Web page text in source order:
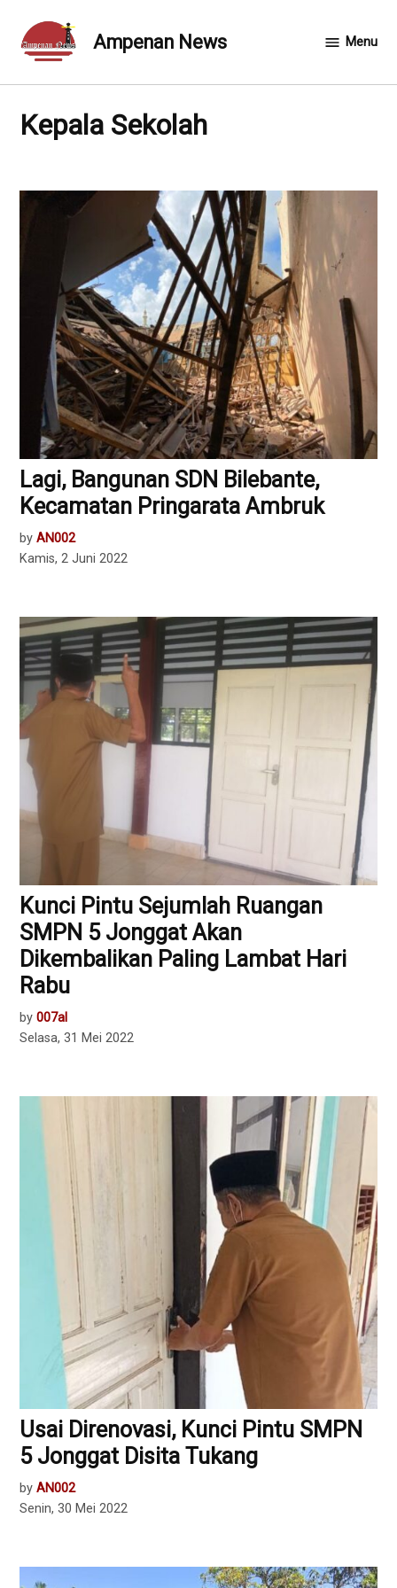
content
Ampenan News Menu
Kepala Sekolah
Lagi, Bangunan SDN Bilebante,
Kecamatan Pringarata Ambruk
by AN002
Kamis, 2 Juni 2022
Kunci Pintu Sejumlah Ruangan
SMPN 5 Jonggat Akan
Dikembalikan Paling Lambat Hari
Rabu
by 007al
Selasa, 31 Mei 2022
Usai Direnovasi, Kunci Pintu SMPN
5 Jonggat Disita Tukang
by AN002
Senin, 30 Mei 2022